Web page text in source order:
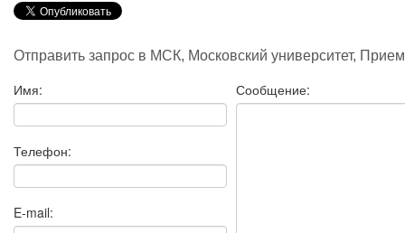
Отправить запрос в МСК, Московский университет,
Имя:
Телефон:
E-mail:
Сообщение: